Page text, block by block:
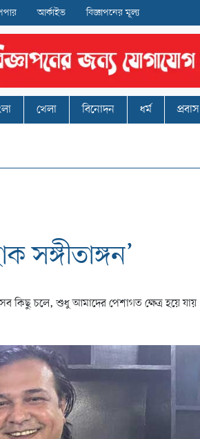
আর্কাইভ বিজ্ঞাপনের মূল্য
খেলা বিনোদন ধর্ম প্রবাস
কিছু চলে, শুধু আমাদের পেশাগত ক্ষেত্র হয়ে যায়